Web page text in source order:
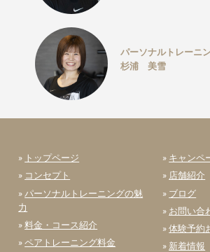
パーソナルトレーニ
杉浦 美雪
» トップページ
» コンセプト
» パーソナルトレーニングの魅
力
»料金・コース紹介
»ペアトレーニング料金
» キャンペ
» 店舗紹介
» ブログ
» お問い合
»体験予約
» 新着情報